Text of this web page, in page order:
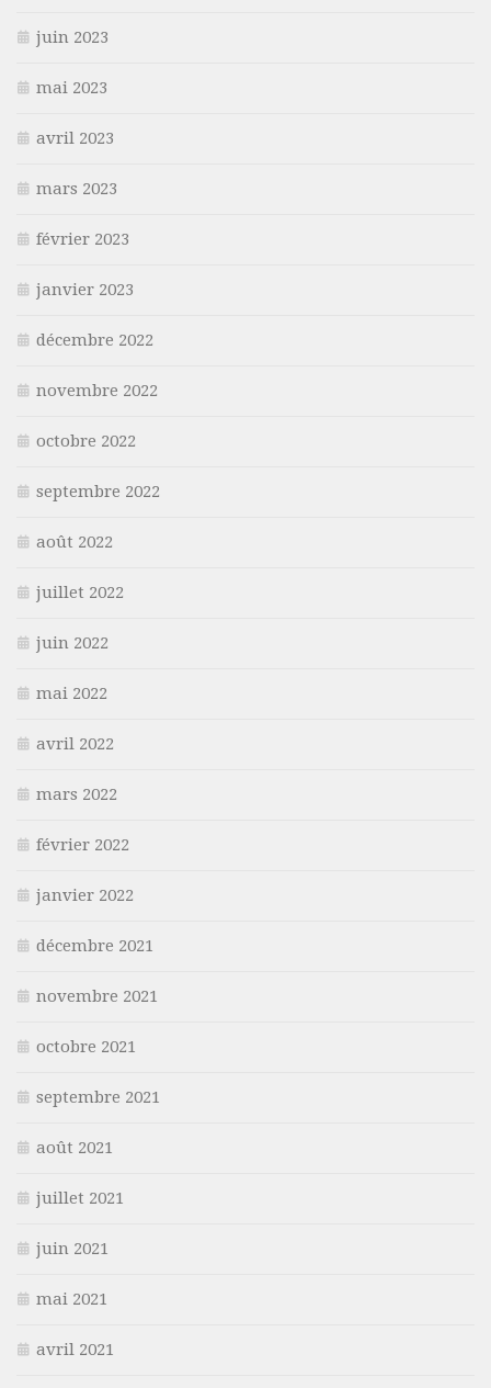
juin 2023
mai 2023
avril 2023
mars 2023
février 2023
janvier 2023
décembre 2022
novembre 2022
octobre 2022
septembre 2022
août 2022
juillet 2022
juin 2022
mai 2022
avril 2022
mars 2022
février 2022
janvier 2022
décembre 2021
novembre 2021
octobre 2021
septembre 2021
août 2021
juillet 2021
juin 2021
mai 2021
avril 2021